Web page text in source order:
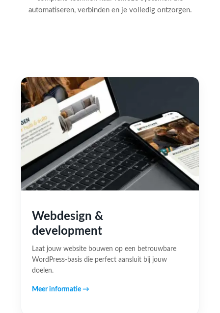
automatiseren, verbinden en je volledig ontzorgen.
Webdesign &
development
Laat jouw website bouwen op een betrouwbare
WordPress-basis die perfect aansluit bij jouw
doelen.
Meer informatie →